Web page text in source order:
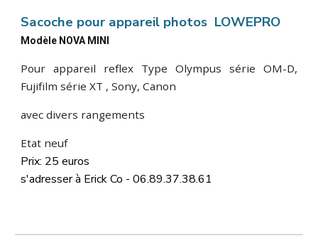
Sacoche pour appareil photos LOWEPRO
Modèle NOVA MINI
Pour appareil reflex Type Olympus série OM-D,
Fujifilm série XT , Sony, Canon
avec divers rangements
Etat neuf
Prix: 25euros
s'adresser à Erick Co - 06.89.37.38.61